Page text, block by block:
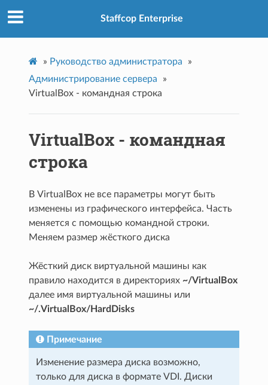
Staffcop Enterprise
» Руководство администратора
»
Администрирование сервера
»
VirtualBox - командная строка
VirtualBox - командная
строка
В VirtualBox не все параметры могут быть
изменены из графического интерфейса. Часть
меняется с помощью командной строки.
Меняем размер жёсткого диска
Жёсткий диск виртуальной машины как
правило находится в директориях ~/VirtualBox
далее имя виртуальной машины или
~/.VirtualBox/HardDisks
Примечание
Изменение размера диска возможно,
только для диска в формате VDI. Диски